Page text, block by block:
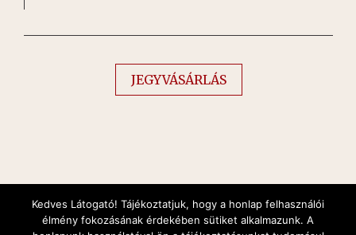
JEGYVÁSÁRLÁS
Kedves Látogató! Tájékoztatjuk, hogy a honlap felhasználói
élmény fokozásának érdekében sütiket alkalmazunk. A